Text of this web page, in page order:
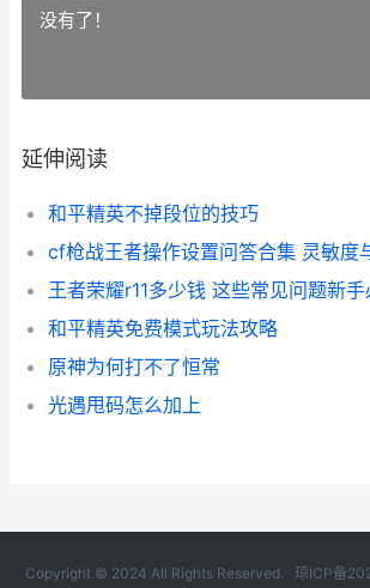
没有了！
延伸阅读
和平精英不掉段位的技巧
王者荣耀r11多少钱 这些常见问题新手
和平精英免费模式玩法攻略
原神为何打不了恒常
光遇甩码怎么加上
Copyright © 2024 All Rights Reserved. 琼ICP备